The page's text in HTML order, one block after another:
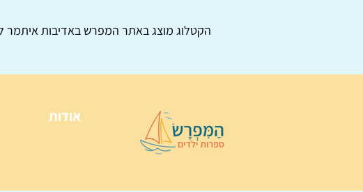
הקטלוג מוצג באתר המפרש באדיבות איתמר
אודות